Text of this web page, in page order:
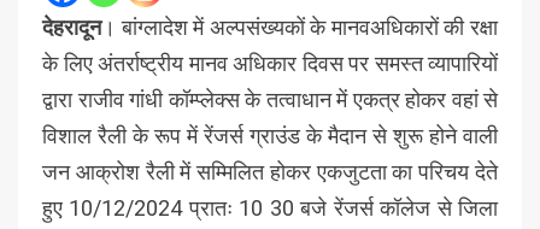
देहरादून। बांग्लादेश में अल्पसंख्यकों के मानवअधिकारों की रक्षा
के लिए अंतर्राष्ट्रीय मानव अधिकार दिवस पर समस्त व्यापारियों
द्वारा राजीव गांधी कॉम्प्लेक्स के तत्वाधान में एकत्र होकर वहां से
विशाल रैली के रूप में रेंजर्स ग्राउंड के मैदान से शुरू होने वाली
जन आक्रोश रैली में सम्मिलित होकर एकजुटता का परिचय देते
हुए 10/12/2024 प्रातः 10 30 बजे रेंजर्स कॉलेज से जिला